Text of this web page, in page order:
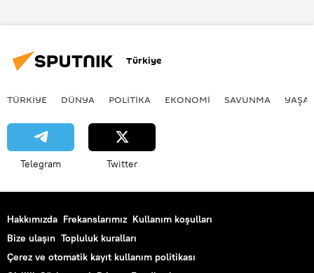
Türkiye
TÜRKIYE DÜNYA POLİTİKA EKONOMİ SAVUNMA
Telegram Twitter
Hakkımızda Frekanslarımız Kullanım koşulları
Bize ulaşın Topluluk kuralları
Çerez ve otomatik kayıt kullanım politikası